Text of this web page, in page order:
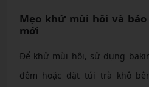
Mẹo khử mùi hôi và
mới
Để khử mùi hôi, sử dụng
đêm hoặc đặt túi trà khô